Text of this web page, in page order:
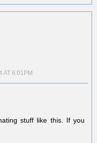
AT 6:01PM
stuff like this. If you